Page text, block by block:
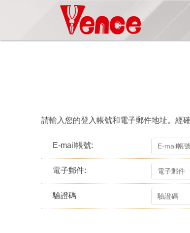
請輸入您的登入帳號和電子郵件地址。經
E-mail帳號:
電子郵件:
驗證碼